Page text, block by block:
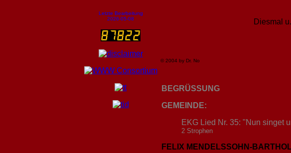
Letzte Bearbeitung
2026-05-08
Diesmal
© 2004 by Dr. No
BEGRÜSSUNG
GEMEINDE:
EKG Lied Nr. 35: "Nun singet
2 Strophen
FELIX MENDELSSOHN-